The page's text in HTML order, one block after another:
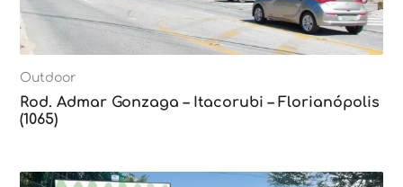
Outdoor
Rod. Admar Gonzaga – Itacorubi – Florianópolis
(1065)